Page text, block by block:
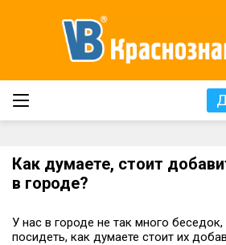
Как думаете, стоит
в городе?
У нас в городе не так много
посидеть, как думаете стоит их